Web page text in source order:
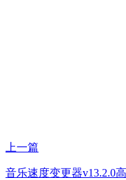
上一篇
音乐速度变更器v13.2.0